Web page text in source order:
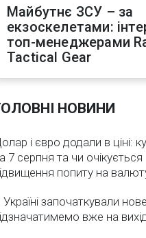
Майбутнє ЗСУ – за
екзоскелетами:
топ-менеджерами
Tactical Gear
НОВИНИ
і євро додали в ціні:
7 серпня та чи очікується
попиту на
Україні започаткували
вже на